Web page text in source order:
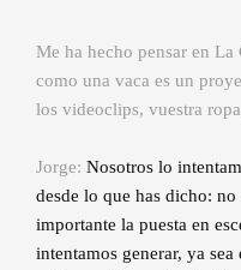
Me ha hecho pensar en La
como una vaca es un
los videoclips, vuestra
Jorge: Nosotros lo
desde lo que has dicho:
importante la puesta en
intentamos generar, ya